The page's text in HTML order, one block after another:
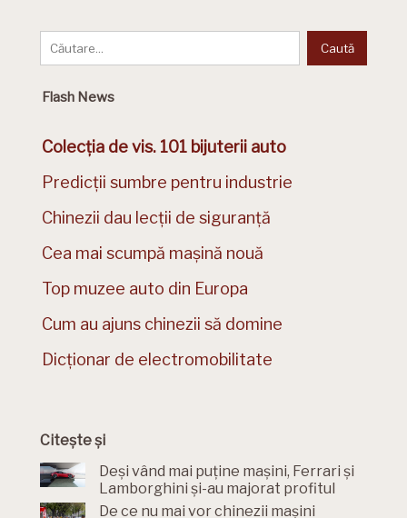
Flash News
Colecția de vis. 101 bijuterii auto
Predicții sumbre pentru industrie
Chinezii dau lecții de siguranță
Cea mai scumpă mașină nouă
Top muzee auto din Europa
Cum au ajuns chinezii să domine
Dicționar de electromobilitate
Citește și
Deși vând mai puține mașini, Ferrari și
Lamborghini și-au majorat profitul
De ce nu mai vor chinezii mașini